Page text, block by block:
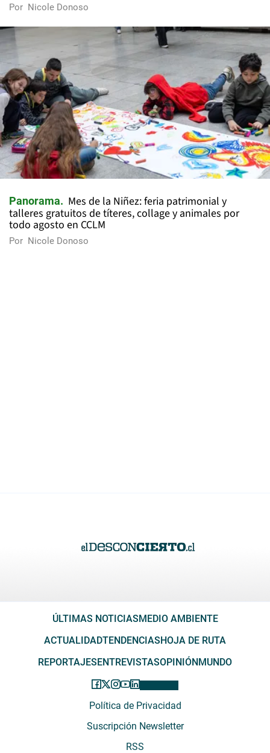
Por Nicole Donoso
Panorama
Mes de la Niñez: feria patrimonial y
talleres gratuitos de títeres, collage y animales por
todo agosto en CCLM
Por Nicole Donoso
ÚLTIMAS NOTICIAS MEDIO AMBIENTE
ACTUALIDADTENDENCIAS HOJA DE RUTA
REPORTAJES ENTREVISTASOPINIÓN MUNDO
Política de Privacidad
Suscripción Newsletter
RSS